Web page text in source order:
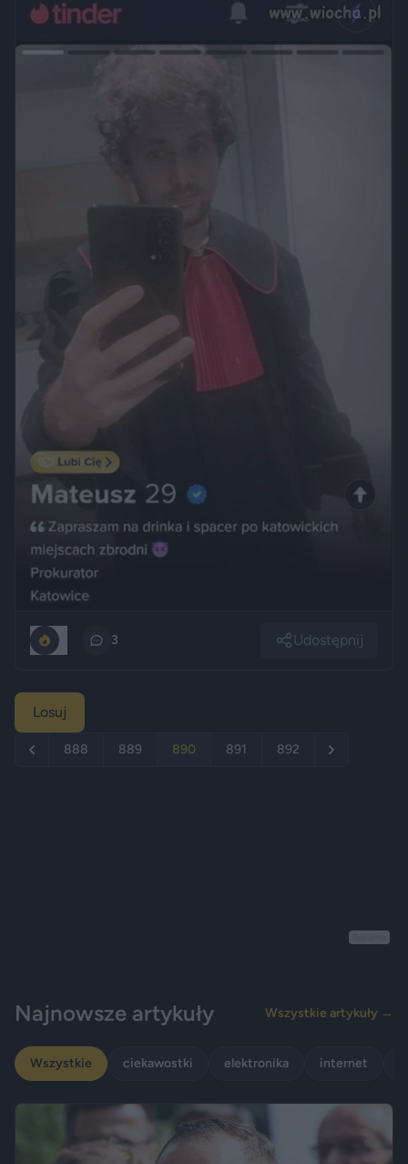
3 Udostępnij
Losuj
888 889 890 891 892
Najnowsze artykuły Wszystkie artykuły →
Wszystkie ciekawostki elektronika internet